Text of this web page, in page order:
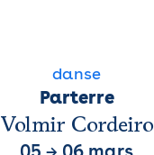
danse
Parterre
Volmir Cordeiro